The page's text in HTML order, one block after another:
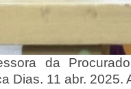
da
Dias. 11 abr. 2025.